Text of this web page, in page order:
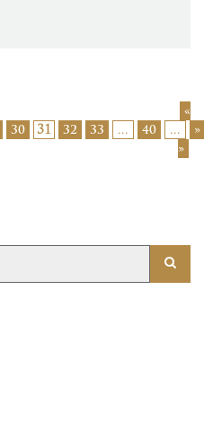
«
30 31 32 33 ... 40 ...
»
»